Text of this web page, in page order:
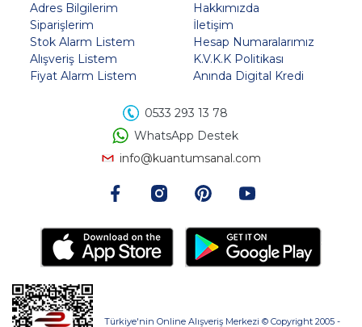
Adres Bilgilerim
Siparişlerim
Stok Alarm Listem
Alışveriş Listem
Fiyat Alarm Listem
Hakkımızda
İletişim
Hesap Numaralarımız
K.V.K.K Politikası
Anında Digital Kredi
0533 293 13 78
WhatsApp Destek
info@kuantumsanal.com
Türkiye'nin Online Alışveriş Merkezi © Copyright 2005 -